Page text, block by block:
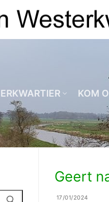
KOM
Geert
17/01/2024